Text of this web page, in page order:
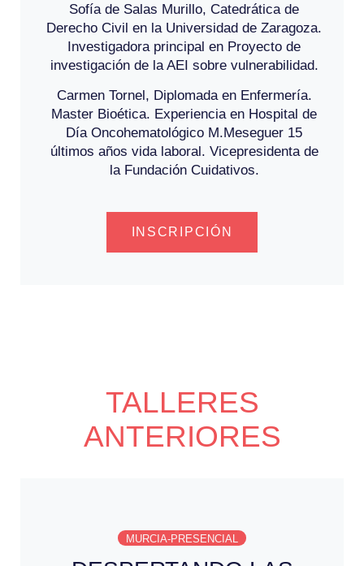
Sofía de Salas Murillo, Catedrática de
Derecho Civil en la Universidad de Zaragoza.
Investigadora principal en Proyecto de
investigación de la AEI sobre vulnerabilidad.
Carmen Tornel, Diplomada en Enfermería.
Master Bioética. Experiencia en Hospital de
Día Oncohematológico M.Meseguer 15
últimos años vida laboral. Vicepresidenta de
la Fundación Cuidativos.
INSCRIPCIÓN
TALLERES
ANTERIORES
MURCIA-PRESENCIAL